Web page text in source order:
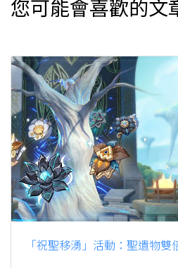
您可能會喜歡的文
「祝聖移湧」活動：聖遺物雙